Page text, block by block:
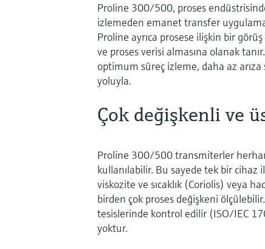
Proline 300/500, proses
izlemeden emanet transfer
Proline ayrıca prosese ilişkin bir
ve proses verisi almasına olanak
optimum süreç izleme, daha az
yoluyla.
Çok değişkenli ve
Proline 300/500 transmiterler
kullanılabilir. Bu sayede tek bir cihaz
viskozite ve sıcaklık (Coriolis) veya
birden çok proses değişkeni
tesislerinde kontrol edilir (ISO/IEC
yoktur.